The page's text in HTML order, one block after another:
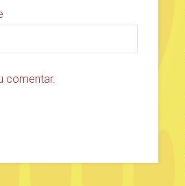
comentar.